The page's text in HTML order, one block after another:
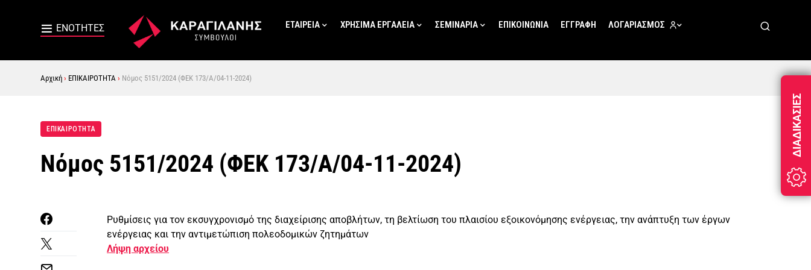
ΕΤΑΙΡΕΊΑ ΧΡΗΣΙΜΑ ΕΡΓΑΛΕΙΑ ΣΕΜΙΝΑΡΙΑ ΕΠΙΚΟΙΝΩΝΊΑ ΕΓΓΡΑΦΉ ΛΟΓΑΡΙΑΣΜΌΣ
Αρχική › ΕΠΙΚΑΙΡΟΤΗΤΑ › Νόμος 5151/2024 (ΦΕΚ 173/Α/04-11-2024)
ΕΠΙΚΑΙΡΟΤΗΤΑ
Νόμος 5151/2024 (ΦΕΚ 173/Α/04-11-2024)
Ρυθμίσεις για τον εκσυγχρονισμό της διαχείρισης αποβλήτων, τη βελτίωση του πλαισίου εξοικονόμησης ενέργειας, την ανάπτυξη των έργων
ενέργειας και την αντιμετώπιση πολεοδομικών ζητημάτων
Λήψη αρχείου
ΔΙΑΔΙΚΑΣΊΕΣ